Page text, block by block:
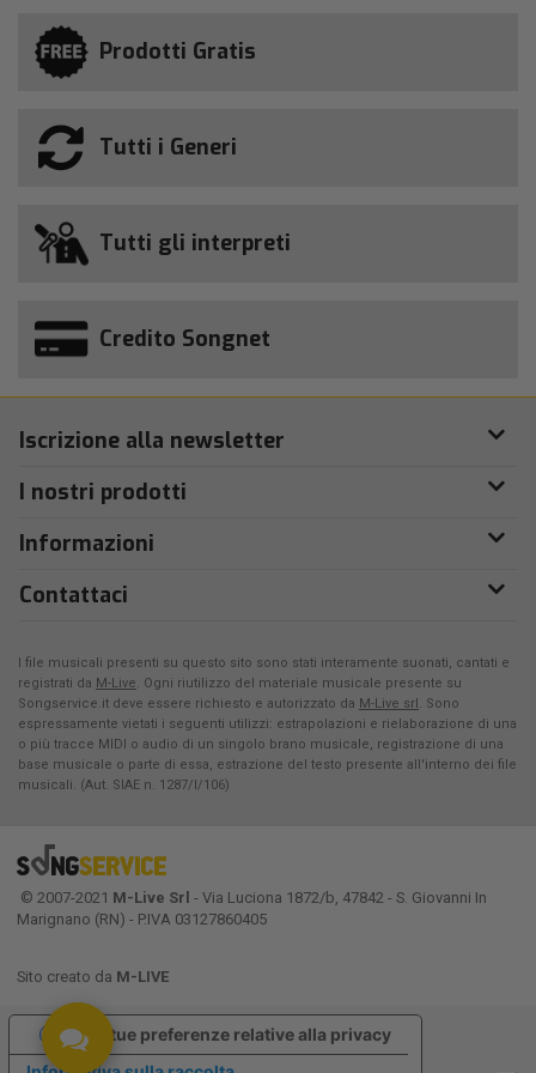
Prodotti Gratis
Tutti i Generi
Tutti gli interpreti
Credito Songnet
Iscrizione alla newsletter
I nostri prodotti
Informazioni
Contattaci
I file musicali presenti su questo sito sono stati interamente suonati, cantati e
registrati da M-Live. Ogni riutilizzo del materiale musicale presente su
Songservice.it deve essere richiesto e autorizzato da M-Live srl. Sono
espressamente vietati i seguenti utilizzi: estrapolazioni e rielaborazione di una
o più tracce MIDI o audio di un singolo brano musicale, registrazione di una
base musicale o parte di essa, estrazione del testo presente all'interno dei file
musicali. (Aut. SIAE n. 1287/I/106)
© 2007-2021 M-Live Srl - Via Luciona 1872/b, 47842 - S. Giovanni In
Marignano (RN) - P.IVA 03127860405
Sito creato da M-LIVE
Le tue preferenze relative alla privacy